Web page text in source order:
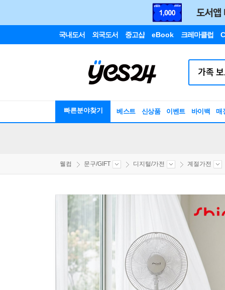
국내도서 외국도서 중고샵 eBook 크레마클럽
빠른분야찾기 베스트 신상품 이벤트 바이백 매
웰컴 문구/GIFT 디지털/가전 계절가전